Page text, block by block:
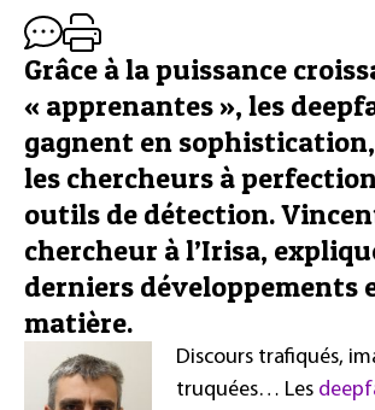
Grâce à la puissance
« apprenantes », les
gagnent en
les chercheurs à
outils de détection.
chercheur à l’Irisa,
derniers développements
matière.
Discours trafiqués,
truquées… Les